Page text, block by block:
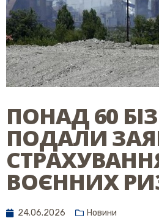
ПОНАД 60
ПОДАЛИ
ВОЄННИХ
24.06.2026 Новини